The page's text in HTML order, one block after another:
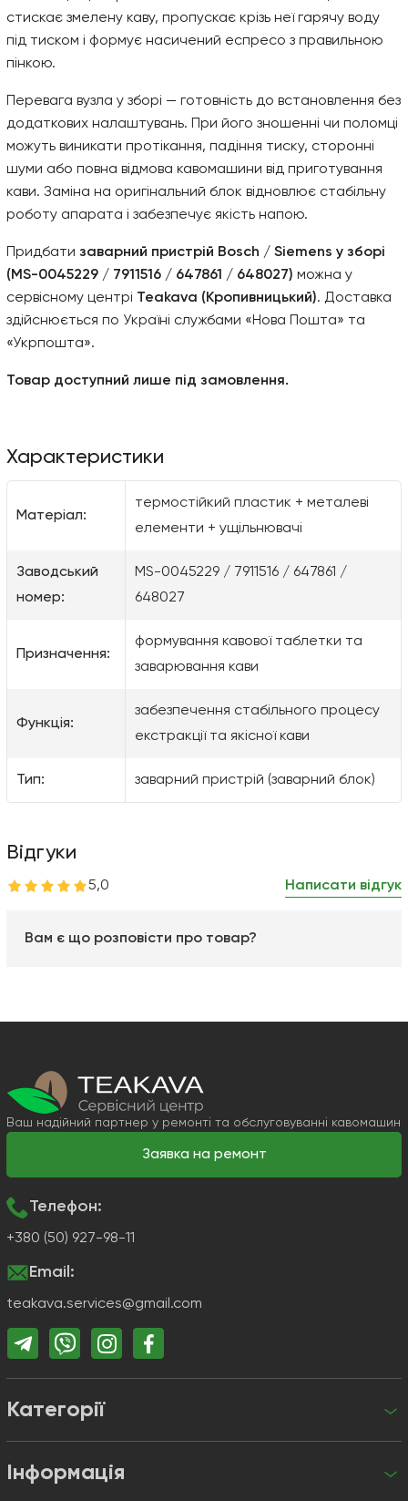
стискає змелену каву, пропускає крізь неї гарячу воду
під тиском і формує насичений еспресо з правильною
пінкою.
Перевага вузла у зборі — готовність до встановлення без
додаткових налаштувань. При його зношенні чи поломці
можуть виникати протікання, падіння тиску, сторонні
шуми або повна відмова кавомашини від приготування
кави. Заміна на оригінальний блок відновлює стабільну
роботу апарата і забезпечує якість напою.
Придбати заварний пристрій Bosch / Siemens у зборі
(MS-0045229 / 7911516 / 647861 / 648027) можна у
сервісному центрі Teakava (Кропивницький). Доставка
здійснюється по Україні службами «Нова Пошта» та
«Укрпошта».
Товар доступний лише під замовлення.
Характеристики
Матеріал:
термостійкий пластик + металеві
елементи + ущільнювачі
Заводський
номер:
MS-0045229 / 7911516 / 647861 /
648027
Призначення:
формування кавової таблетки та
заварювання кави
Функція:
забезпечення стабільного процесу
екстракції та якісної кави
Тип: заварний пристрій (заварний блок)
Відгуки
5,0 Написати відгук
Вам є що розповісти про товар?
Ваш надійний партнер у ремонті та обслуговуванні кавомашин
Заявка на ремонт
Категорії
Інформація
Телефон:
+380 (50) 927-98-11
Email:
teakava.services@gmail.com